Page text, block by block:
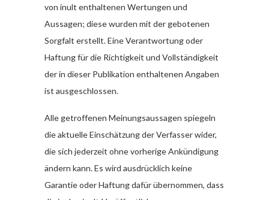
von inult enthaltenen Wertungen und
Aussagen; diese wurden mit der gebotenen
Sorgfalt erstellt. Eine Verantwortung oder
Haftung für die Richtigkeit und Vollständigkeit
der in dieser Publikation enthaltenen Angaben
ist ausgeschlossen.
Alle getroffenen Meinungsaussagen spiegeln
die aktuelle Einschätzung der Verfasser wider,
die sich jederzeit ohne vorherige Ankündigung
ändern kann. Es wird ausdrücklich keine
Garantie oder Haftung dafür übernommen, dass